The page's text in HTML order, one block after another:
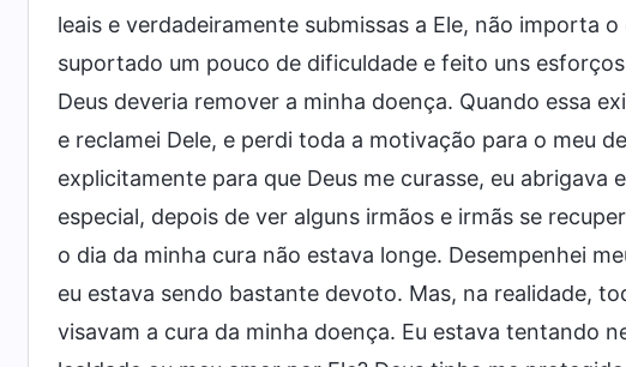
leais e verdadeiramente submissas a Ele, não importa
suportado um pouco de dificuldade e feito uns
Deus deveria remover a minha doença. Quando essa
e reclamei Dele, e perdi toda a motivação para o meu
explicitamente para que Deus me curasse, eu abrigava
especial, depois de ver alguns irmãos e irmãs se
o dia da minha cura não estava longe. Desempenhei
eu estava sendo bastante devoto. Mas, na realidade,
visavam a cura da minha doença. Eu estava tentando